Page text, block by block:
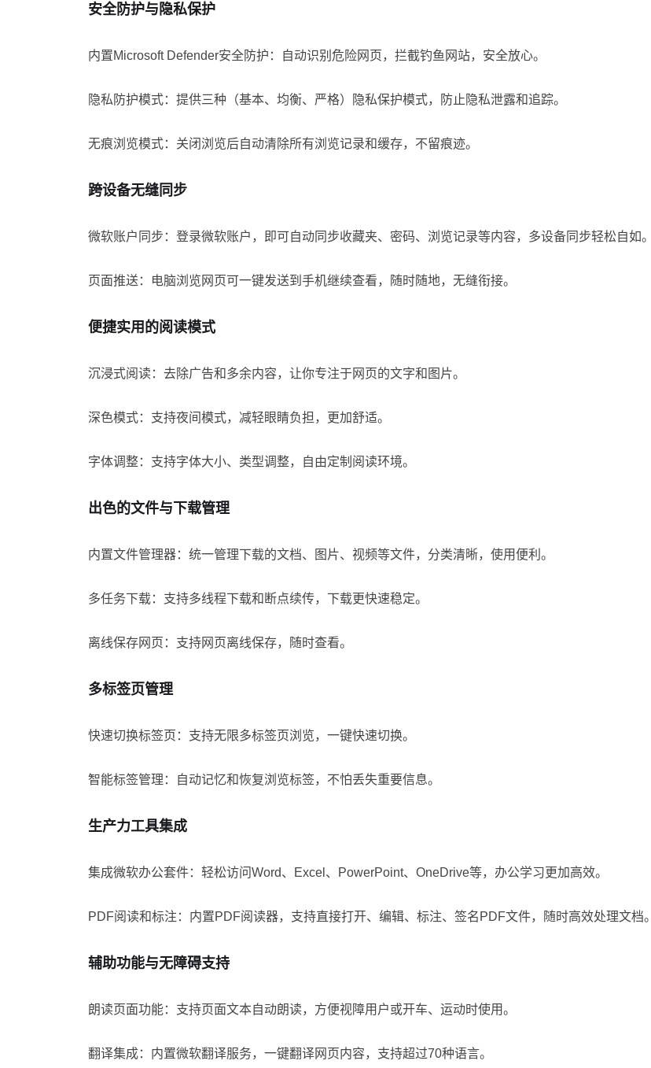
安全防护与隐私保护
内置Microsoft Defender安全防护：自动识别危险网页，拦截钓鱼网站，安全放心。
隐私防护模式：提供三种（基本、均衡、严格）隐私保护模式，防止隐私泄露和追踪。
无痕浏览模式：关闭浏览后自动清除所有浏览记录和缓存，不留痕迹。
跨设备无缝同步
微软账户同步：登录微软账户，即可自动同步收藏夹、密码、浏览记录等内容，多设备同步轻松自如。
页面推送：电脑浏览网页可一键发送到手机继续查看，随时随地，无缝衔接。
便捷实用的阅读模式
沉浸式阅读：去除广告和多余内容，让你专注于网页的文字和图片。
深色模式：支持夜间模式，减轻眼睛负担，更加舒适。
字体调整：支持字体大小、类型调整，自由定制阅读环境。
出色的文件与下载管理
内置文件管理器：统一管理下载的文档、图片、视频等文件，分类清晰，使用便利。
多任务下载：支持多线程下载和断点续传，下载更快速稳定。
离线保存网页：支持网页离线保存，随时查看。
多标签页管理
快速切换标签页：支持无限多标签页浏览，一键快速切换。
智能标签管理：自动记忆和恢复浏览标签，不怕丢失重要信息。
生产力工具集成
集成微软办公套件：轻松访问Word、Excel、PowerPoint、OneDrive等，办公学习更加高效。
PDF阅读和标注：内置PDF阅读器，支持直接打开、编辑、标注、签名PDF文件，随时高效处理文档。
辅助功能与无障碍支持
朗读页面功能：支持页面文本自动朗读，方便视障用户或开车、运动时使用。
翻译集成：内置微软翻译服务，一键翻译网页内容，支持超过70种语言。